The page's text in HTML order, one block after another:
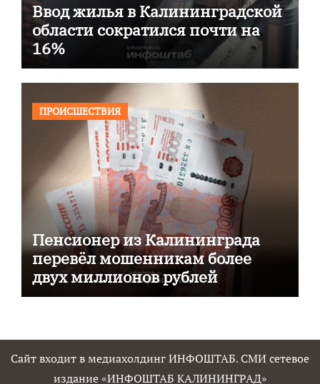
Ввод жилья в Калининградской
области сократился почти на
16%
ПРОИСШЕСТВИЯ
Пенсионер из Калининграда
перевёл мошенникам более
двух миллионов рублей
Сайт входит в медиахолдинг ИНФОШТАБ. СМИ сетевое
издание «ИНФОШТАБ КАЛИНИНГРАД»